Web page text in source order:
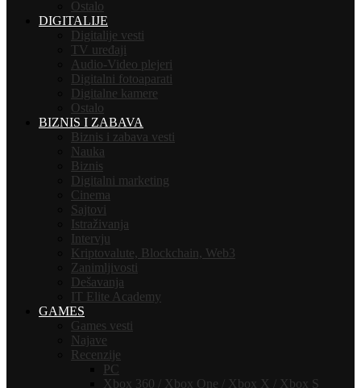
Ostalo
DIGITALIJE
Digitalije vesti
TV uređaji
Audio-Video plejeri
Digitalni fotoaparati
Digitalne kamere
Ostalo
BIZNIS I ZABAVA
Biznis i zabava vesti
Nauka
Biznis
Digitalni marketing
Cinema
Sajtovi
Istraživanja
Intervju
Kriptovalute, Blockchain, Web3
Zanimljivosti
Dešavanja
IT Elite Academy
GAMES
Games vesti
Najave
Recenzije
PC
Xbox 360 / Xbox One / Xbox X / Xbox S